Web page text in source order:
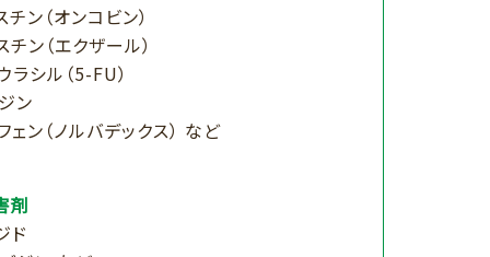
ン（オンコビン）
ン（エクザール）
ラシル（5-FU）
ン
ェン（ノルバデックス） など
剤
ド